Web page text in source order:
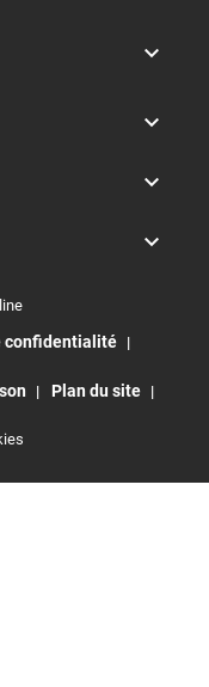




confidentialité
Plan du site